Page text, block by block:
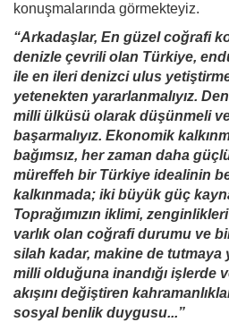
konuşmalarında görmekteyiz.
“Arkadaşlar, En güzel coğrafi
denizle çevrili olan Türkiye,
ile en ileri denizci ulus
yetenekten yararlanmalıyız.
milli ülküsü olarak düşünmeli
başarmalıyız. Ekonomik
bağımsız, her zaman daha
müreffeh bir Türkiye idealinin
kalkınmada; iki büyük güç
Toprağımızın iklimi,
varlık olan coğrafi durumu ve
silah kadar, makine de tutmaya
milli olduğuna inandığı işlerde
akışını değiştiren
sosyal benlik duygusu...”